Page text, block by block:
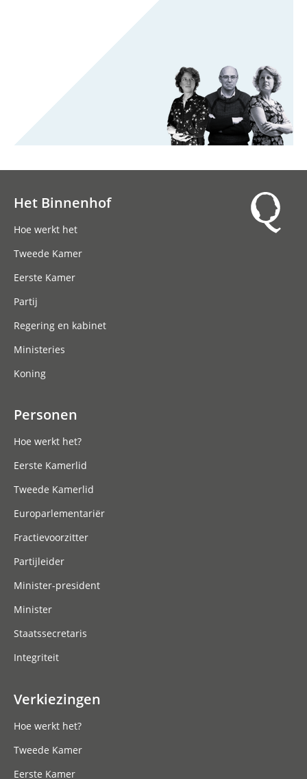
Het Binnenhof
Hoe werkt het
Tweede Kamer
Eerste Kamer
Partij
Regering en kabinet
Ministeries
Koning
Personen
Hoe werkt het?
Eerste Kamerlid
Tweede Kamerlid
Europarlementariër
Fractievoorzitter
Partijleider
Minister-president
Minister
Staatssecretaris
Integriteit
Verkiezingen
Hoe werkt het?
Tweede Kamer
Eerste Kamer